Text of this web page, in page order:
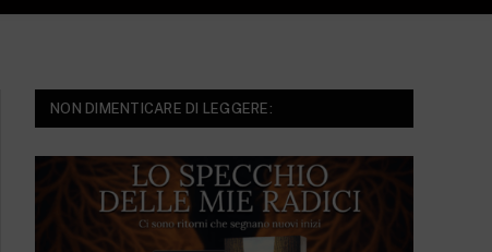
NON DIMENTICARE DI LEGGERE: